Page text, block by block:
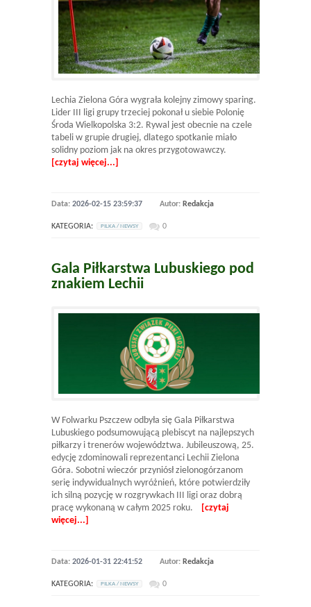
Lechia Zielona Góra wygrała kolejny zimowy sparing.
Lider III ligi grupy trzeciej pokonał u siebie Polonię
Środa Wielkopolska 3:2. Rywal jest obecnie na czele
tabeli w grupie drugiej, dlatego spotkanie miało
solidny poziom jak na okres przygotowawczy.
[czytaj więcej...]
Data: 2026-02-15 23:59:37 Autor: Redakcja
KATEGORIA: PILKA / NEWSY 0
Gala Piłkarstwa Lubuskiego pod
znakiem Lechii
W Folwarku Pszczew odbyła się Gala Piłkarstwa
Lubuskiego podsumowującą plebiscyt na najlepszych
piłkarzy i trenerów województwa. Jubileuszową, 25.
edycję zdominowali reprezentanci Lechii Zielona
Góra. Sobotni wieczór przyniósł zielonogórzanom
serię indywidualnych wyróżnień, które potwierdziły
ich silną pozycję w rozgrywkach III ligi oraz dobrą
pracę wykonaną w całym 2025 roku.
[czytaj
więcej...]
Data: 2026-01-31 22:41:52 Autor: Redakcja
KATEGORIA: PILKA / NEWSY 0